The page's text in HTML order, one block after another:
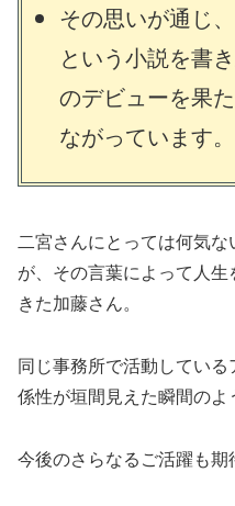
その思いが通じ
という小説を書
のデビューを果
ながっています。
二宮さんにとっては何気
が、その言葉によって人
きた加藤さん。
同じ事務所で活動してい
係性が垣間見えた瞬間のよ
今後のさらなるご活躍も期